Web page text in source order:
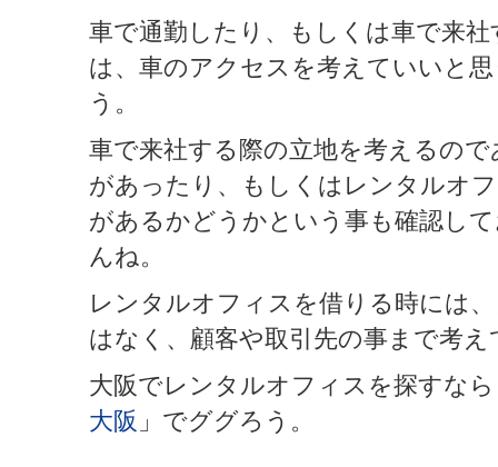
車で通勤したり、もしくは車で来
は、車のアクセスを考えていいと
う。
車で来社する際の立地を考えるの
があったり、もしくはレンタルオ
があるかどうかという事も確認し
んね。
レンタルオフィスを借りる時には
はなく、顧客や取引先の事まで考
大阪でレンタルオフィスを探すな
大阪 」でググろう。